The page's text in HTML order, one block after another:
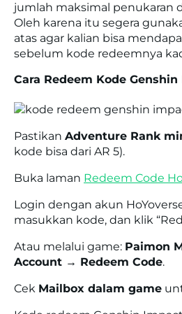
jumlah maksimal penukaran
Oleh karena itu segera
atas agar kalian bisa
sebelum kode redeemnya
Cara Redeem Kode
Pastikan Adventure Rank
kode bisa dari AR 5).
Buka laman Redeem Code
Login dengan akun
masukkan kode, dan klik
Atau melalui game: Paimon
Account → Redeem Code.
Cek Mailbox dalam game